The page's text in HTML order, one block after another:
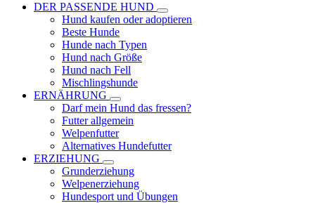
DER PASSENDE HUND
Hund kaufen oder adoptieren
Beste Hunde
Hunde nach Typen
Hund nach Größe
Hund nach Fell
Mischlingshunde
ERNÄHRUNG
Darf mein Hund das fressen?
Futter allgemein
Welpenfutter
Alternatives Hundefutter
ERZIEHUNG
Grunderziehung
Welpenerziehung
Hundesport und Übungen